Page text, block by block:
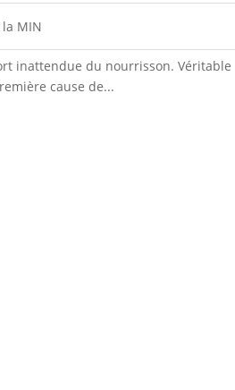
MIN
inattendue du nourrisson. Véritable
cause de...